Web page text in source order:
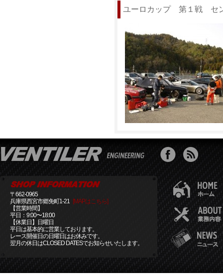
ユーロカップ 第１戦 セ
〒662-0965
兵庫県西宮市郷免町1-21 [MAPはこちら]
【営業時間】
平日：9:00〜18:00
【休業日】日曜日
平日は基本的に営業しております。
レース開催日の日曜日はお休みです。
翌月の休日はCLOSED DATESでお知らせいたします。